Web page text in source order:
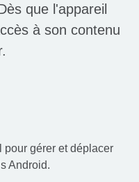
que l'appareil
à son contenu
pour gérer et déplacer
Android.